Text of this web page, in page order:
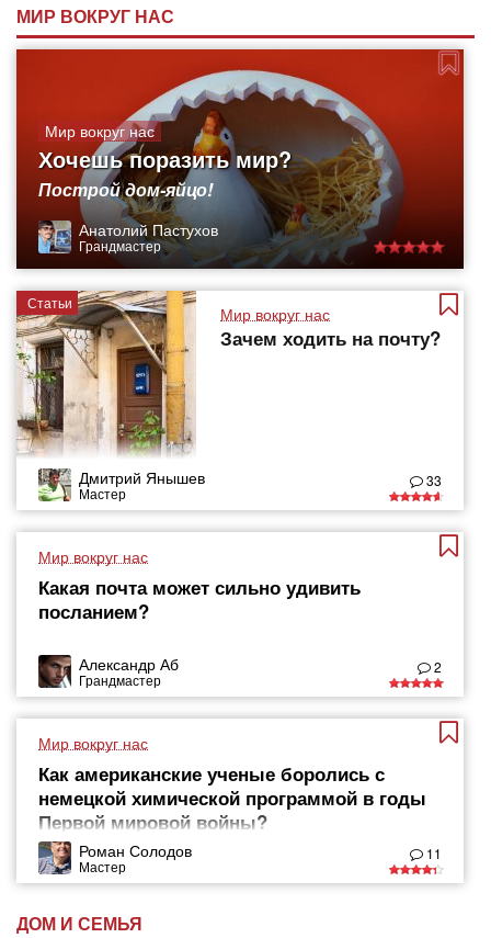
МИР ВОКРУГ НАС
Мир вокруг нас
Хочешь поразить мир?
Построй дом-яйцо!
Анатолий Пастухов
Грандмастер
Статьи
Мир вокруг нас
Зачем ходить на почту?
Дмитрий Янышев
Мастер
33
Мир вокруг нас
Какая почта может сильно удивить
посланием?
Александр Аб
Грандмастер
2
Мир вокруг нас
Как американские ученые боролись с
немецкой химической программой в годы
Первой мировой войны?
Роман Солодов
Мастер
11
ДОМ И СЕМЬЯ